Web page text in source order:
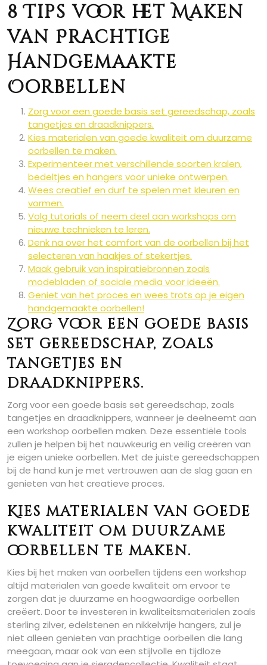
8 Tips voor het Maken
van Prachtige
Handgemaakte
Oorbellen
Zorg voor een goede basis set gereedschap, zoals
tangetjes en draadknippers.
Kies materialen van goede kwaliteit om duurzame
oorbellen te maken.
Experimenteer met verschillende soorten kralen,
bedeltjes en hangers voor unieke ontwerpen.
Wees creatief en durf te spelen met kleuren en
vormen.
Volg tutorials of neem deel aan workshops om
nieuwe technieken te leren.
Denk na over het comfort van de oorbellen bij het
selecteren van haakjes of stekertjes.
Maak gebruik van inspiratiebronnen zoals
modebladen of sociale media voor ideeën.
Geniet van het proces en wees trots op je eigen
handgemaakte oorbellen!
Zorg voor een goede basis
set gereedschap, zoals
tangetjes en
draadknippers.
Zorg voor een goede basis set gereedschap, zoals
tangetjes en draadknippers, wanneer je deelneemt aan
een workshop oorbellen maken. Deze essentiële tools
zullen je helpen bij het nauwkeurig en veilig creëren van
je eigen unieke oorbellen. Met de juiste gereedschappen
bij de hand kun je met vertrouwen aan de slag gaan en
genieten van het creatieve proces.
Kies materialen van goede
kwaliteit om duurzame
oorbellen te maken.
Kies bij het maken van oorbellen tijdens een workshop
altijd materialen van goede kwaliteit om ervoor te
zorgen dat je duurzame en hoogwaardige oorbellen
creëert. Door te investeren in kwaliteitsmaterialen zoals
sterling zilver, edelstenen en nikkelvrije hangers, zul je
niet alleen genieten van prachtige oorbellen die lang
meegaan, maar ook van een stijlvolle en tijdloze